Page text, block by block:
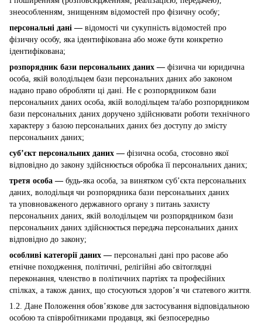
знеособленням, знищенням відомостей про фізичну особу;
персональні дані — відомості чи сукупність відомостей про
фізичну особу, яка ідентифікована або може бути конкретно
ідентифікована;
розпорядник бази персональних даних — фізична чи юридична
особа, якій володільцем бази персональних даних або законом
надано право обробляти ці дані. Не є розпорядником бази
персональних даних особа, якій володільцем та/або розпорядником
бази персональних даних доручено здійснювати роботи технічного
характеру з базою персональних даних без доступу до змісту
персональних даних;
суб’єкт персональних даних — фізична особа, стосовно якої
відповідно до закону здійснюється обробка її персональних даних;
третя особа — будь-яка особа, за винятком суб’єкта персональних
даних, володільця чи розпорядника бази персональних даних
та уповноваженого державного органу з питань захисту
персональних даних, якій володільцем чи розпорядником бази
персональних даних здійснюється передача персональних даних
відповідно до закону;
особливі категорії даних — персональні дані про расове або
етнічне походження, політичні, релігійні або світоглядні
переконання, членство в політичних партіях та професійних
спілках, а також даних, що стосуються здоров’я чи статевого життя.
1.2. Дане Положення обов’язкове для застосування відповідальною
особою та співробітниками продавця, які безпосередньо